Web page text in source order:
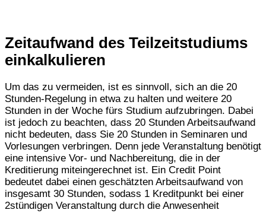
Zeitaufwand des Teilzeitstudiums
einkalkulieren
Um das zu vermeiden, ist es sinnvoll, sich an die 20
Stunden-Regelung in etwa zu halten und weitere 20
Stunden in der Woche fürs Studium aufzubringen. Dabei
ist jedoch zu beachten, dass 20 Stunden Arbeitsaufwand
nicht bedeuten, dass Sie 20 Stunden in Seminaren und
Vorlesungen verbringen. Denn jede Veranstaltung benötigt
eine intensive Vor- und Nachbereitung, die in der
Kreditierung miteingerechnet ist. Ein Credit Point
bedeutet dabei einen geschätzten Arbeitsaufwand von
insgesamt 30 Stunden, sodass 1 Kreditpunkt bei einer
2stündigen Veranstaltung durch die Anwesenheit